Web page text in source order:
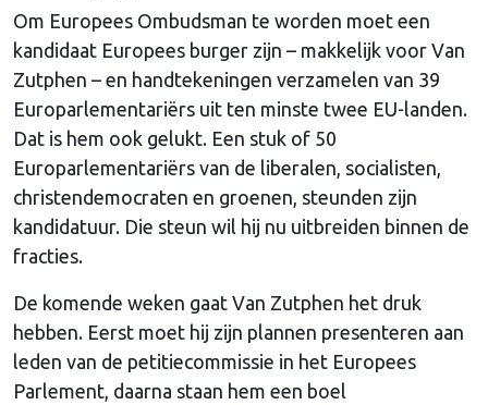
Om Europees Ombudsman te worden moet een
kandidaat Europees burger zijn – makkelijk voor Van
Zutphen – en handtekeningen verzamelen van 39
Europarlementariërs uit ten minste twee EU-landen.
Dat is hem ook gelukt. Een stuk of 50
Europarlementariërs van de liberalen, socialisten,
christendemocraten en groenen, steunden zijn
kandidatuur. Die steun wil hij nu uitbreiden binnen de
fracties.
De komende weken gaat Van Zutphen het druk
hebben. Eerst moet hij zijn plannen presenteren aan
leden van de petitiecommissie in het Europees
Parlement, daarna staan hem een boel